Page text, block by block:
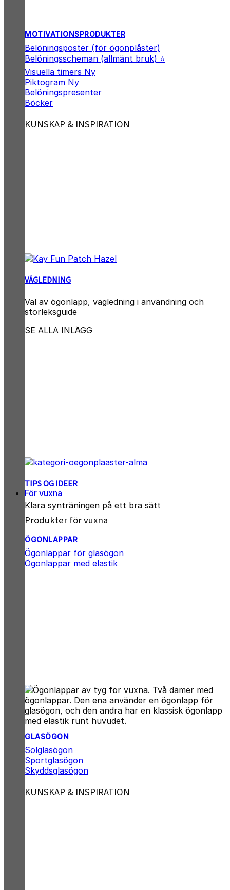
MOTIVATIONSPRODUKTER
Belöningsposter (för ögonplåster)
Belöningsscheman (allmänt bruk) ⭐
Visuella timers
Piktogram
Belöningspresenter
Böcker
KUNSKAP & INSPIRATION
VÄGLEDNING
Val av ögonlapp, vägledning i användning och
storleksguide
SE ALLA INLÄGG
TIPS OG IDEER
Klara synträningen på ett bra sätt
För vuxna
Produkter för vuxna
ÖGONLAPPAR
Ögonlappar för glasögon
Ögonlappar med elastik
GLASÖGON
Solglasögon
Sportglasögon
Skyddsglasögon
KUNSKAP & INSPIRATION